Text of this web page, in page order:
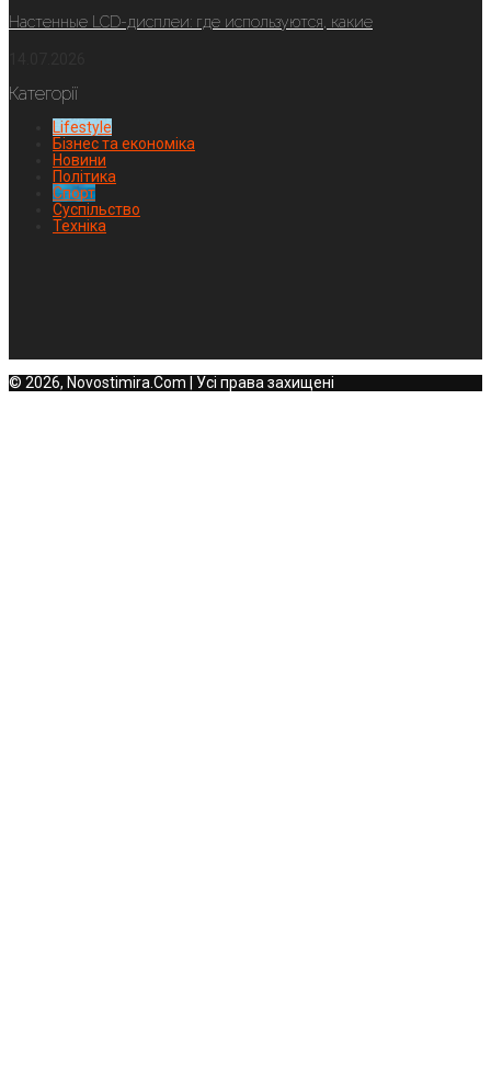
Настенные LCD-дисплеи: где используются, какие
Категорії
Lifestyle
Бізнес та економіка
Новини
Політика
Спорт
Суспільство
Техніка
© 2026, Novostimira.Com | Усі права захищені